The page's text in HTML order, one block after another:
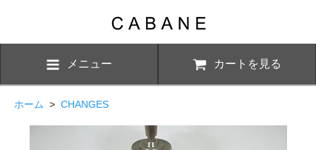
メニュー カートを見る
ホーム > CHANGES